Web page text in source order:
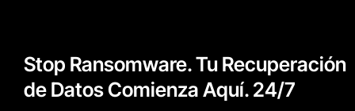
Stop Ransomware. Tu Recuperación
de Datos Comienza Aquí. 24/7